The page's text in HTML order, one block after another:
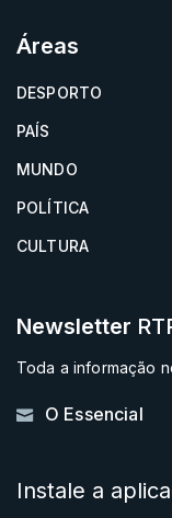
Áreas
DESPORTO
PAÍS
MUNDO
POLÍTICA
CULTURA
Newsletter
Toda a informação
O Essencial
Instale a